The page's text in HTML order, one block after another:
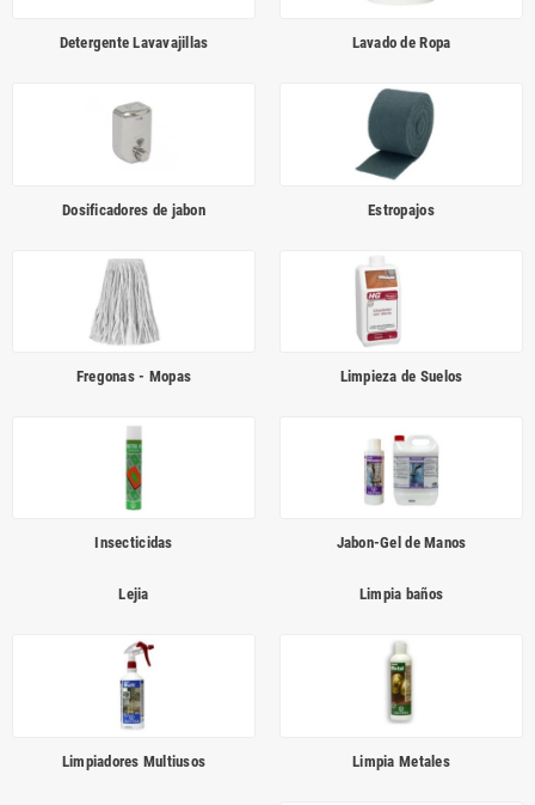
Detergente Lavavajillas Lavado de Ropa
Dosificadores de jabon Estropajos
Fregonas - Mopas Limpieza de Suelos
Insecticidas Jabon-Gel de Manos
Lejia Limpia baños
Limpiadores Multiusos Limpia Metales